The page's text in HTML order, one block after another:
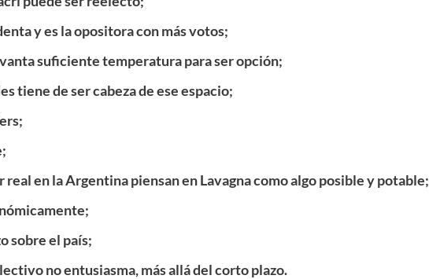
y es la opositora con más votos;
suficiente temperatura para ser opción;
tiene de ser cabeza de ese espacio;
en la Argentina piensan en Lavagna como algo posible y potable;
sobre el país;
no entusiasma, más allá del corto plazo.